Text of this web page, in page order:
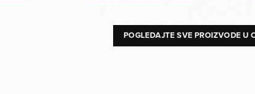
POGLEDAJTE SVE PROIZVODE U